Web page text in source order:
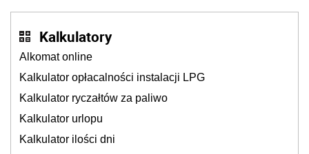
Kalkulatory
Alkomat online
Kalkulator opłacalności instalacji LPG
Kalkulator ryczałtów za paliwo
Kalkulator urlopu
Kalkulator ilości dni